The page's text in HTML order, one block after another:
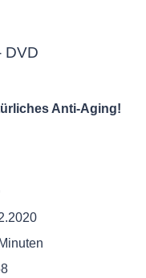
DVD
Anti-Aging!